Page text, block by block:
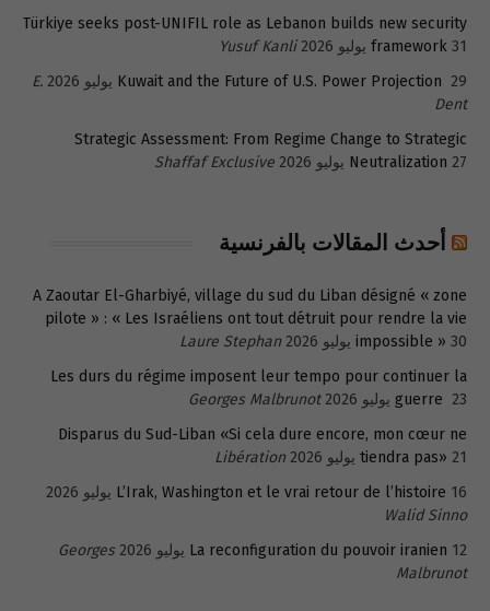
Türkiye seeks post-UNIFIL role as Lebanon builds new security
framework 31 يوليو 2026
Yusuf Kanli
Kuwait and the Future of U.S. Power Projection 29 يوليو 2026
E.
Dent
Strategic Assessment: From Regime Change to Strategic
Neutralization 27 يوليو 2026 Shaffaf Exclusive
أحدث المقالات بالفرنسية
A Zaoutar El-Gharbiyé, village du sud du Liban désigné « zone
pilote » : « Les Israéliens ont tout détruit pour rendre la vie
impossible » 30 يوليو 2026
Laure Stephan
Les durs du régime imposent leur tempo pour continuer la
guerre 23 يوليو 2026
Georges Malbrunot
Disparus du Sud-Liban «Si cela dure encore, mon cœur ne
tiendra pas» 21 يوليو 2026
Libération
L’Irak, Washington et le vrai retour de l’histoire 16 يوليو 2026
Walid Sinno
La reconfiguration du pouvoir iranien 12 يوليو 2026
Georges
Malbrunot